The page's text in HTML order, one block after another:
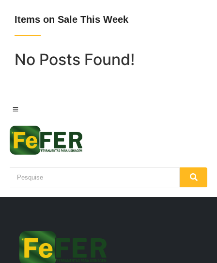
Items on Sale This Week
No Posts Found!